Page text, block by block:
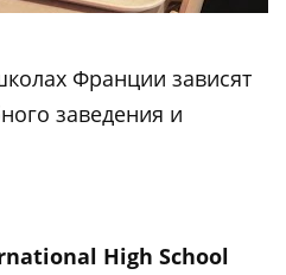
Франции зависят
заведения и
High School